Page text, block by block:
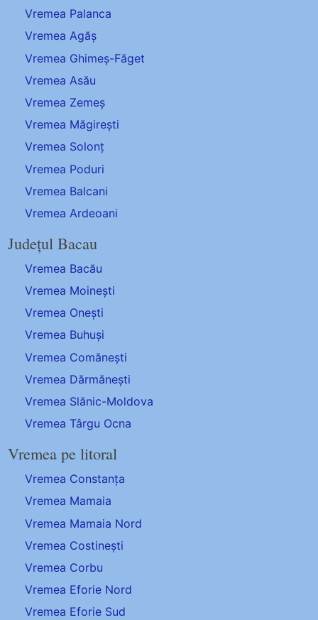
Vremea Palanca
Vremea Agăș
Vremea Ghimeș-Făget
Vremea Asău
Vremea Zemeș
Vremea Măgirești
Vremea Solonț
Vremea Poduri
Vremea Balcani
Vremea Ardeoani
Județul Bacau
Vremea Bacău
Vremea Moinești
Vremea Onești
Vremea Buhuși
Vremea Comănești
Vremea Dărmănești
Vremea Slănic-Moldova
Vremea Târgu Ocna
Vremea pe litoral
Vremea Constanța
Vremea Mamaia
Vremea Mamaia Nord
Vremea Costinești
Vremea Corbu
Vremea Eforie Nord
Vremea Eforie Sud